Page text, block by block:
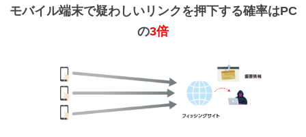
モバイル端末で疑わしいリンクを押下する確率はPC
の3倍